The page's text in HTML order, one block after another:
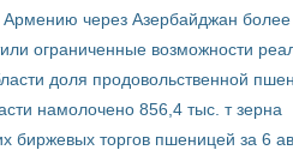
через Азербайджан более
ограниченные возможности
доля продовольственной
намолочено 856,4 тыс. т зерна
биржевых торгов пшеницей за 6